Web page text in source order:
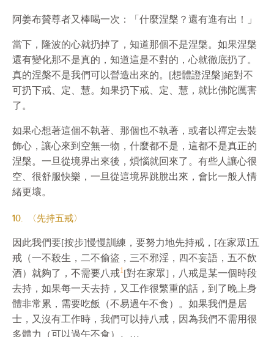
阿姜布贊尊者又棒喝一次：「什麼涅槃？還有進有出！」
當下，隆波的心就扔掉了，知道那個不是涅槃。如果涅槃
還有變化那不是真的，知道這是不對的，心就徹底扔了。
真的涅槃不是我們可以營造出來的。[想體證涅槃]絕對不
可扔下戒、定、慧。如果扔下戒、定、慧，就比佛陀厲害
了。
如果心想著這個不執著、那個也不執著，或者以禪定去裝
飾心，讓心來到空無一物，什麼都不是，這都不是真正的
涅槃。一旦從境界出來後，煩惱就回來了。有些人讓心很
空、很舒服快樂，一旦從這境界跳脫出來，會比一般人情
緒更壞。
10. 〈先持五戒〉
因此我們要[按步]慢慢訓練，要努力地先持戒，[在家眾]五
戒（一不殺生，二不偷盜，三不邪淫，四不妄語，五不飲
酒）就夠了，不需要八戒1[對在家眾]，八戒是某一個時段
去持，如果每一天去持，又工作很繁重的話，到了晚上身
體非常累，需要吃飯（不易過午不食）。如果我們是居
士，又沒有工作時，我們可以持八戒，因為我們不需用很
多體力（可以過午不食）。…